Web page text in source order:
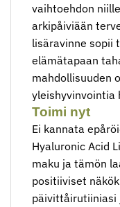
vaihtoehdon
arkipåiviään
lisäravinne sopii
elämätapaan
mahdollisuuden
yleishyvinvointia
Toimi nyt
Ei kannata
Hyaluronic Acid
maku ja tämön
positiiviset
päivittåirutiiniasi